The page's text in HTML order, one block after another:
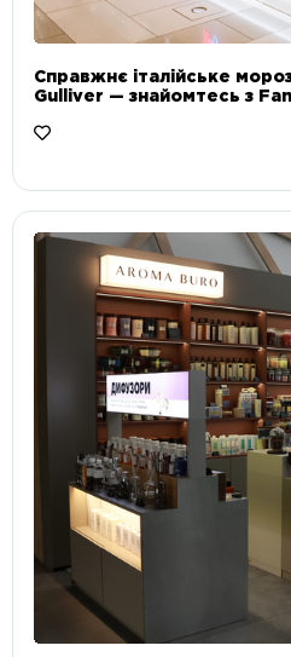
Справжнє італійське
Gulliver — знайомтесь з